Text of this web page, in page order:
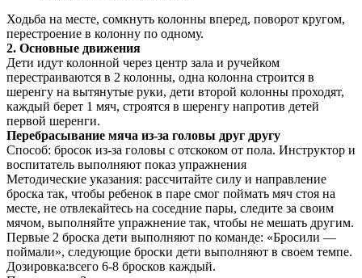
Ходьба на месте, сомкнуть колонны вперед, поворот кругом,
перестроение в колонну по одному.
2. Основные движения
Дети идут колонной через центр зала и ручейком
перестраиваются в 2 колонны, одна колонна строится в
шеренгу на вытянутые руки, дети второй колонны проходят,
каждый берет 1 мяч, строятся в шеренгу напротив детей
первой шеренги.
Перебрасывание мяча из-за головы друг другу
Способ: бросок из-за головы с отскоком от пола. Инструктор и
воспитатель выполняют показ упражнения
Методические указания: рассчитайте силу и направление
броска так, чтобы ребенок в паре смог поймать мяч стоя на
месте, не отвлекайтесь на соседние пары, следите за своим
мячом, выполняйте упражнение так, чтобы не мешать другим.
Первые 2 броска дети выполняют по команде: «Бросили —
поймали», следующие броски дети выполняют в своем темпе.
Дозировка:всего 6-8 бросков каждый.